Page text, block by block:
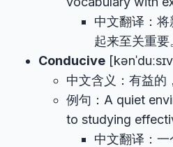
中文翻译：
起来至关重要
Conducive
中文含义：有益的
例句：A quiet
to studying
中文翻译：